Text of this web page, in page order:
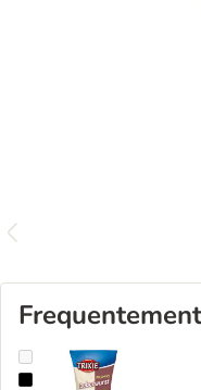
Trixie snack patê em tubo